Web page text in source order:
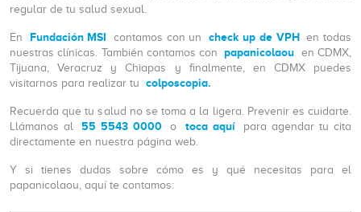
regular de tu salud sexual.
En Fundación MSI contamos con un check up de VPH en todas
nuestras clínicas. También contamos con
papanicolaou en CDMX,
Tijuana, Veracruz y Chiapas y finalmente, en CDMX puedes
visitarnos para realizar tu colposcopia.
Recuerda que tu salud no se toma a la ligera. Prevenir es cuidarte.
Llámanos al
55 5543 0000 o toca aquí
para agendar tu cita
directamente en nuestra página web.
Y si tienes dudas sobre cómo es y qué necesitas para el
papanicolaou, aquí te contamos: